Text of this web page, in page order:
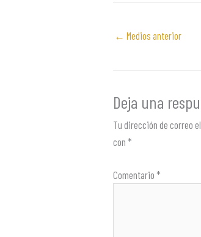
← Medios anterior
Deja una
Tu dirección de correo
con *
Comentario *